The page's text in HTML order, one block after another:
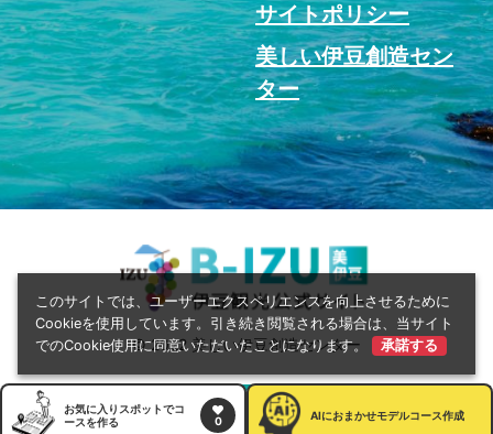
このサイトでは、ユーザーエクスペリエンスを向上させるために
Cookieを使用しています。引き続き閲覧される場合は、当サイト
でのCookie使用に同意いただいたことになります。
承諾する
お気に入りスポットでコ
ースを作る
0 AIにおまかせモデルコース作成
サイトポリシー
美しい伊豆創造セン
ター
© 2022 美しい伊豆創造センター